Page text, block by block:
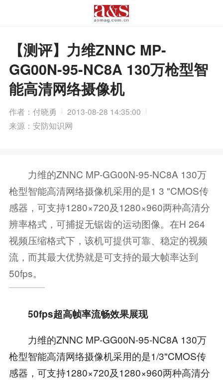
【测评】力维ZNNC MP-
GG00N-95-NC8A 130万枪型智
能高清网络摄像机
作者：付晓勇
2013-08-28 14:35:00
来源：安防知识网
力维的ZNNC MP-GG00N-95-NC8A 130万
枪型智能高清网络摄像机采用的是1 3 "CMOS传
感器，可支持1280×720及1280×960两种高清分
辨率格式，可捕捉无锯齿的运动图像。在H 264
视频压缩格式下，该机可提供可靠、稳定的视频
流，而其最大优势就是可支持的最大帧率达到
50fps。
50fps超高帧率流畅效果展现
力维的ZNNC MP-GG00N-95-NC8A 130万
枪型智能高清网络摄像机采用的是1/3"CMOS传
感器，可支持1280×720及1280×960两种高清分